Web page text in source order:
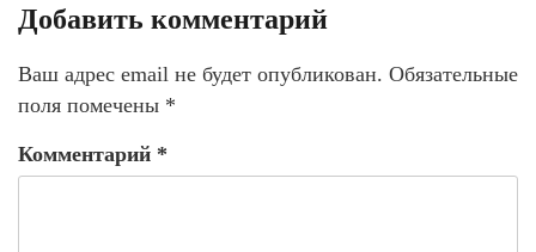
Добавить комментарий
Ваш адрес email не будет опубликован. Обязательные
поля помечены *
Комментарий *